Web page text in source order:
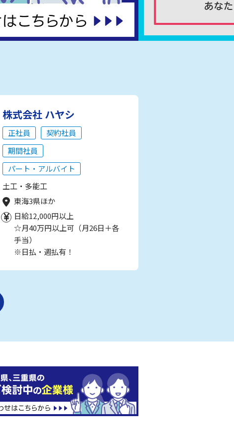
株式会社 ハヤシ
正社員
契約社員
期間社員
パート・アルバイト
土工・多能工
東海3県ほか
日給12,000円以上
☆月40万円以上可（月26日＋各
手当）
※日払・週払有！